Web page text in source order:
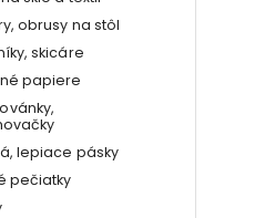
obrusy na stôl
skicáre
papiere
lepiace pásky
pečiatky
školský
na ceruzky